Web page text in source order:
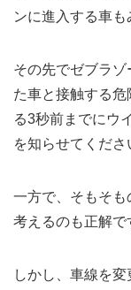
ンに進入する車も
その先でゼブラ
た車と接触する
る3秒前までにウ
を知らせてくださ
一方で、そもそも
考えるのも正解で
しかし、車線を